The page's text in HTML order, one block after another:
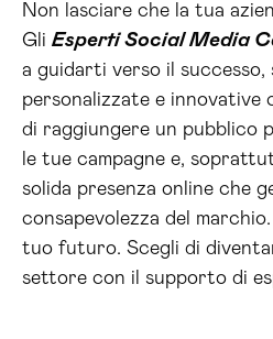
Non lasciare che la tua
Gli Esperti Social Media
a guidarti verso il successo,
personalizzate e innovative
di raggiungere un pubblico
le tue campagne e,
solida presenza online che
consapevolezza del
tuo futuro. Scegli di
settore con il supporto di